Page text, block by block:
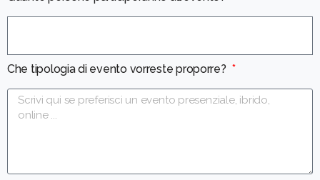
Che tipologia di evento vorreste proporre?